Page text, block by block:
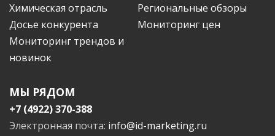
Химическая отрасль
Региональные обзоры
Досье конкурента
Мониторинг цен
Мониторинг трендов и
новинок
МЫ РЯДОМ
+7 (4922) 370-388
Электронная почта: info@id-marketing.ru